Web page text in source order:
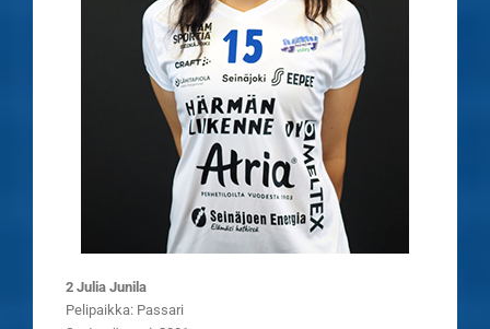
2 Julia Junila
Pelipaikka: Passari